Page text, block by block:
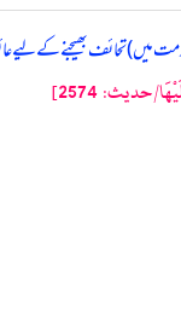
میں) تحائف بھیجنے کے لیے
2574]